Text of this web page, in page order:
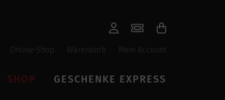
Online-Shop Warenkorb Mein Account
SHOP GESCHENKE EXPRESS